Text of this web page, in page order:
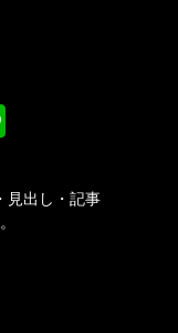
見出し・記事